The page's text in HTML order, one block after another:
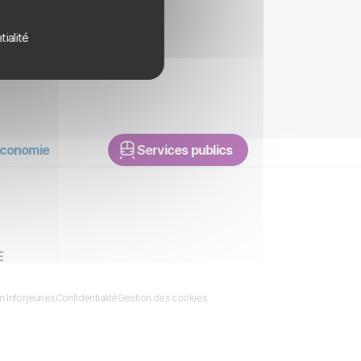
Services publics
InforjeunesConfidentialitéGestion des cookies